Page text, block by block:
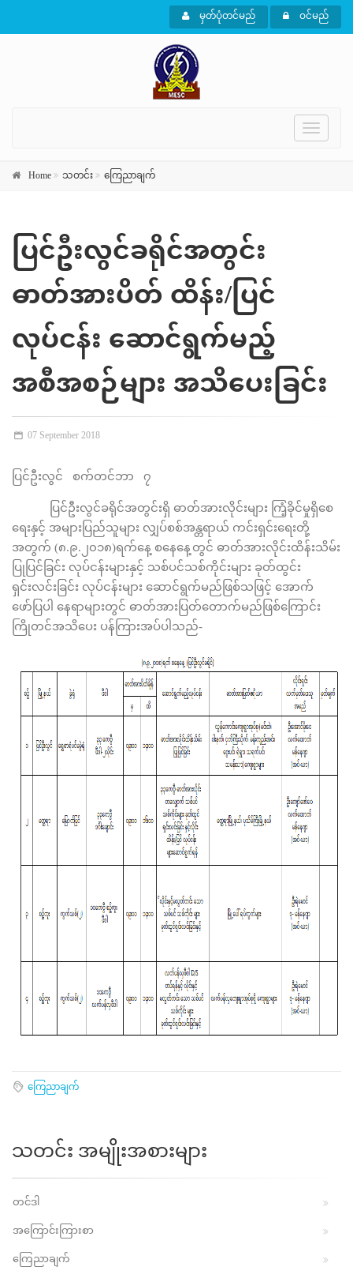
မှတ်ပုံတင်မည် ဝင်မည်
Toggle
Home သတင်း ကြေညာချက်
ပြင်ဦးလွင်ခရိုင်အတွင်း
ဓာတ်အားပိတ် ထိန်း/ပြင်
လုပ်ငန်း ဆောင်ရွက်မည့်
အစီအစဉ်များ အသိပေးခြင်း
07 September 2018
ပြင်ဦးလွင် စက်တင်ဘာ ၇
ပြင်ဦးလွင်ခရိုင်အတွင်းရှိ ဓာတ်အားလိုင်းများ ကြံ့ခိုင်မှုရှိစေ
ရေးနှင့် အများပြည်သူများ လျှပ်စစ်အန္တရာယ် ကင်းရှင်းရေးတို့
အတွက် (၈.၉.၂၀၁၈)ရက်နေ့ စနေနေ့တွင် ဓာတ်အားလိုင်းထိန်းသိမ်း
ပြုပြင်ခြင်း လုပ်ငန်းများနှင့် သစ်ပင်သစ်ကိုင်းများ ခုတ်ထွင်း
ရှင်းလင်းခြင်း လုပ်ငန်းများ ဆောင်ရွက်မည်ဖြစ်သဖြင့် အောက်
ဖော်ပြပါ နေရာများတွင် ဓာတ်အားပြတ်တောက်မည်ဖြစ်ကြောင်း
ကြိုတင်အသိပေး ပန်ကြားအပ်ပါသည်-
ကြေညာချက်
သတင်း အမျိုးအစားများ
တင်ဒါ
အကြောင်းကြားစာ
ကြေညာချက်